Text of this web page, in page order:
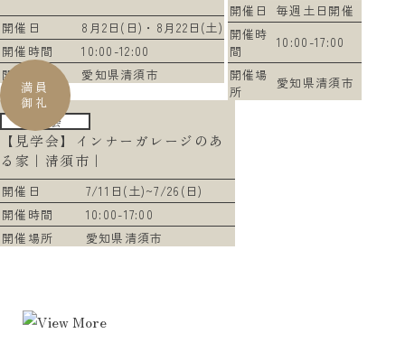
開催日
8月2日(日)・8月22日(土)
開催時間
10:00-12:00
開催場所
愛知県清須市
開催日
毎週土日開催
開催時
間
10:00-17:00
開催場
所
愛知県清須市
満員
御礼
見学会
【見学会】インナーガレージのあ
る家｜清須市｜
開催日
7/11日(土)~7/26(日)
開催時間
10:00-17:00
開催場所
愛知県清須市